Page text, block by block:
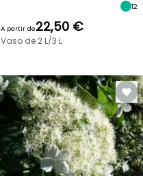
12
A partir de22,50 €
Vaso de 2 L/3 L